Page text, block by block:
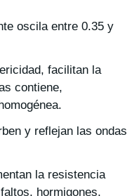
oscila entre 0.35 y
facilitan la
contiene,
y reflejan las ondas
la resistencia
hormigones,